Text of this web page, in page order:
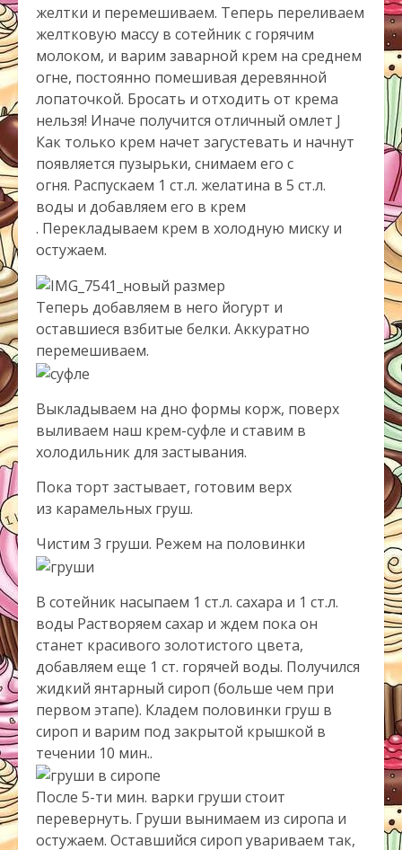
желтки и перемешиваем. Теперь переливаем
желтковую массу в сотейник с горячим
молоком, и варим заварной крем на среднем
огне, постоянно помешивая деревянной
лопаточкой. Бросать и отходить от крема
нельзя! Иначе получится отличный омлет J
Как только крем начет загустевать и начнут
появляется пузырьки, снимаем его с
огня. Распускаем 1 ст.л. желатина в 5 ст.л.
воды и добавляем его в крем
. Перекладываем крем в холодную миску и
остужаем.
Теперь добавляем в него йогурт и
оставшиеся взбитые белки. Аккуратно
перемешиваем.
Выкладываем на дно формы корж, поверх
выливаем наш крем-суфле и ставим в
холодильник для застывания.
Пока торт застывает, готовим верх
из карамельных груш.
Чистим 3 груши. Режем на половинки
В сотейник насыпаем 1 ст.л. сахара и 1 ст.л.
воды Растворяем сахар и ждем пока он
станет красивого золотистого цвета,
добавляем еще 1 ст. горячей воды. Получился
жидкий янтарный сироп (больше чем при
первом этапе). Кладем половинки груш в
сироп и варим под закрытой крышкой в
течении 10 мин..
После 5-ти мин. варки груши стоит
перевернуть. Груши вынимаем из сиропа и
остужаем. Оставшийся сироп увариваем так,